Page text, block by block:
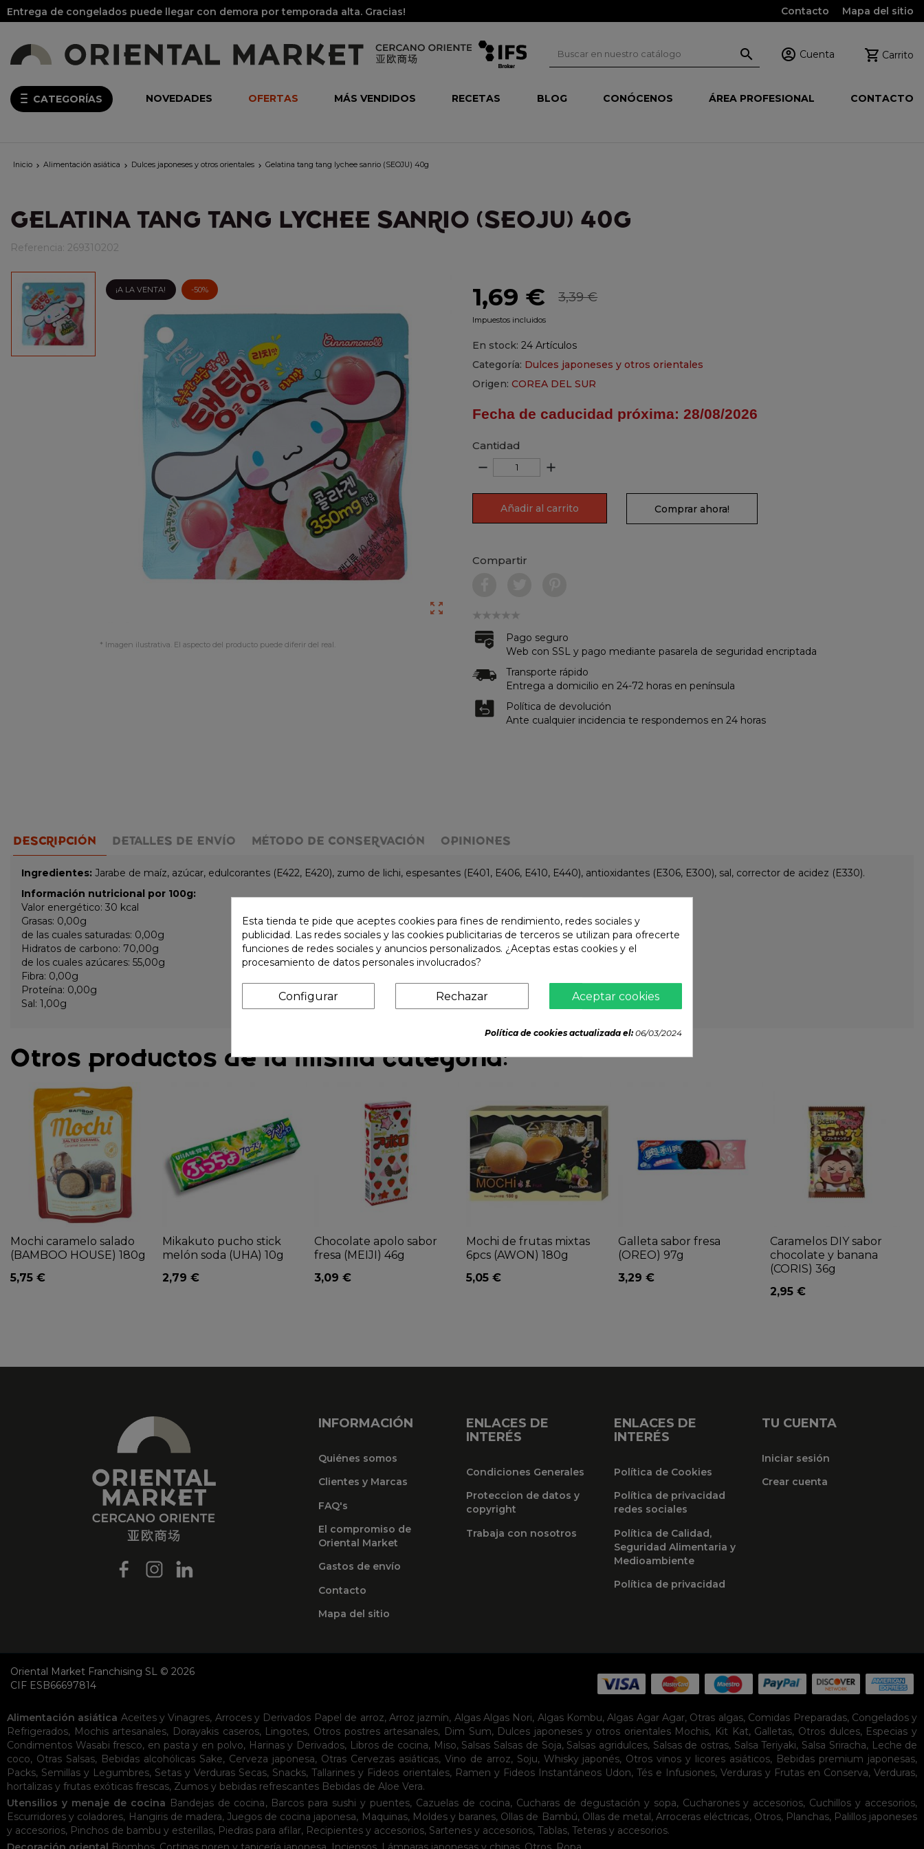
Entrega de congelados puede llegar con demora por temporada alta. Gracias! Contacto Mapa del sitio
  Cuenta  Carrito
CATEGORÍAS NOVEDADES OFERTAS MÁS VENDIDOS RECETAS BLOG CONÓCENOS ÁREA PROFESIONAL CONTACTO
Inicio  Alimentación asiática  Dulces japoneses y otros orientales  Gelatina tang tang lychee sanrio (SEOJU) 40g
GELATINA TANG TANG LYCHEE SANRIO (SEOJU) 40G
Referencia: 269310202
¡A LA VENTA! -50%

* Imagen ilustrativa. El aspecto del producto puede diferir del real.
1,69 € 3,39 €
Impuestos incluidos
En stock: 24 Artículos
Categoría: Dulces japoneses y otros orientales
Origen: COREA DEL SUR
Fecha de caducidad próxima: 28/08/2026
Cantidad
remove add
Añadir al carrito Comprar ahora!
Compartir
Pago seguro
Web con SSL y pago mediante pasarela de seguridad encriptada
Transporte rápido
Entrega a domicilio en 24-72 horas en península
Política de devolución
Ante cualquier incidencia te respondemos en 24 horas
DESCRIPCIÓN DETALLES DE ENVÍO MÉTODO DE CONSERVACIÓN OPINIONES
Ingredientes: Jarabe de maíz, azúcar, edulcorantes (E422, E420), zumo de lichi, espesantes (E401, E406, E410, E440), antioxidantes (E306, E300), sal, corrector de acidez (E330).
Información nutricional por 100g:
Valor energético: 30 kcal
Grasas: 0,00g
de las cuales saturadas: 0,00g
Hidratos de carbono: 70,00g
de los cuales azúcares: 55,00g
Fibra: 0,00g
Proteína: 0,00g
Sal: 1,00g
Otros productos de la misma categoría:
Mochi caramelo salado
(BAMBOO HOUSE) 180g
5,75 €
Mikakuto pucho stick
melón soda (UHA) 10g
2,79 €
Chocolate apolo sabor
fresa (MEIJI) 46g
3,09 €
Mochi de frutas mixtas
6pcs (AWON) 180g
5,05 €
Galleta sabor fresa
(OREO) 97g
3,29 €
Caramelos DIY sabor
chocolate y banana
(CORIS) 36g
2,95 €
INFORMACIÓN
Quiénes somos
Clientes y Marcas
FAQ's
El compromiso de
Oriental Market
Gastos de envío
Contacto
Mapa del sitio
ENLACES DE
INTERÉS
Condiciones Generales
Proteccion de datos y
copyright
Trabaja con nosotros
ENLACES DE
INTERÉS
Política de Cookies
Política de privacidad
redes sociales
Política de Calidad,
Seguridad Alimentaria y
Medioambiente
Política de privacidad
TU CUENTA
Iniciar sesión
Crear cuenta
Oriental Market Franchising SL © 2026
CIF ESB66697814
Alimentación asiática Aceites y Vinagres, Arroces y Derivados Papel de arroz, Arroz jazmín, Algas Algas Nori, Algas Kombu,Algas Agar Agar, Otras algas, Comidas Preparadas, Congelados y
Refrigerados, Mochis artesanales, Dorayakis caseros, Lingotes, Otros postres artesanales, Dim Sum, Dulces japoneses y otros orientales Mochis, Kit Kat, Galletas, Otros dulces, Especias y
Condimentos Wasabi fresco, en pasta y en polvo, Harinas y Derivados, Libros de cocina, Miso, Salsas Salsas de Soja, Salsas agridulces, Salsas de ostras, Salsa Teriyaki, Salsa Sriracha, Leche de
coco, Otras Salsas, Bebidas alcohólicas Sake, Cerveza japonesa, Otras Cervezas asiáticas, Vino de arroz, Soju, Whisky japonés, Otros vinos y licores asiáticos, Bebidas premium japonesas,
Packs, Semillas y Legumbres, Setas y Verduras Secas, Snacks,Tallarines y Fideos orientales, Ramen y Fideos Instantáneos Udon, Tés e Infusiones, Verduras y Frutas en Conserva,Verduras,
hortalizas y frutas exóticas frescas, Zumos y bebidas refrescantes Bebidas de Aloe Vera.
Utensilios y menaje de cocina Bandejas de cocina, Barcos para sushi y puentes, Cazuelas de cocina, Cucharas de degustación y sopa, Cucharones y accesorios, Cuchillos y accesorios,
Escurridores y coladores, Hangiris de madera, Juegos de cocina japonesa, Maquinas, Moldes y baranes, Ollas de Bambú, Ollas de metal,Arroceras eléctricas, Otros, Planchas, Palillos japoneses
y accesorios, Pinchos de bambu y esterillas, Piedras para afilar, Recipientes y accesorios, Sartenes y accesorios, Tablas, Teteras y accesorios.
Esta tienda te pide que aceptes cookies para fines de rendimiento, redes sociales y
publicidad. Las redes sociales y las cookies publicitarias de terceros se utilizan para ofrecerte
funciones de redes sociales y anuncios personalizados. ¿Aceptas estas cookies y el
procesamiento de datos personales involucrados?
Aceptar cookies
Rechazar
Configurar
Política de cookies actualizada el:06/03/2024